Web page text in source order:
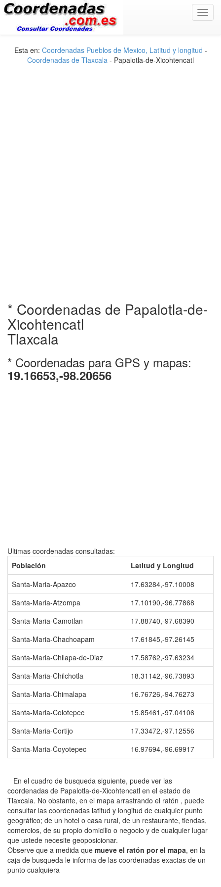
Esta en: Coordenadas Pueblos de Mexico, Latitud y longitud -
Coordenadas de Tlaxcala - Papalotla-de-Xicohtencatl
* Coordenadas de Papalotla-de-
Xicohtencatl
Tlaxcala
* Coordenadas para GPS y mapas:
19.16653,-98.20656
Ultimas coordenadas consultadas:
Población
Latitud y Longitud
Santa-Maria-Apazco
17.63284,-97.10008
Santa-Maria-Atzompa
17.10190,-96.77868
Santa-Maria-Camotlan
17.88740,-97.68390
Santa-Maria-Chachoapam
17.61845,-97.26145
Santa-Maria-Chilapa-de-Diaz
17.58762,-97.63234
Santa-Maria-Chilchotla
18.31142,-96.73893
Santa-Maria-Chimalapa
16.76726,-94.76273
Santa-Maria-Colotepec
15.85461,-97.04106
Santa-Maria-Cortijo
17.33472,-97.12556
Santa-Maria-Coyotepec
16.97694,-96.69917
En el cuadro de busqueda siguiente, puede ver las
coordenadas de Papalotla-de-Xicohtencatl en el estado de
Tlaxcala. No obstante, en el mapa arrastrando el ratón , puede
consultar las coordenadas latitud y longitud de cualquier punto
geográfico; de un hotel o casa rural, de un restaurante, tiendas,
comercios, de su propio domicilio o negocio y de cualquier lugar
que ustede necesite geoposicionar.
Observe que a medida que mueve el ratón por el mapa, en la
caja de busqueda le informa de las coordenadas exactas de un
punto cualquiera